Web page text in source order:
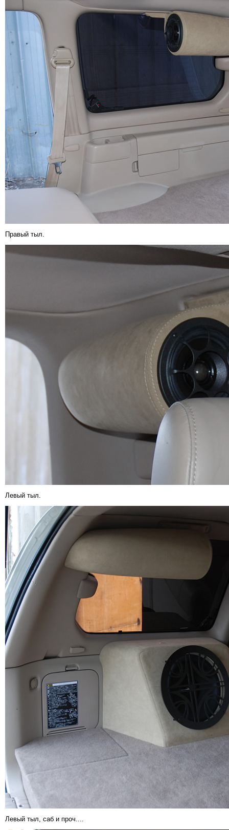
Правый тыл.
Левый тыл.
Левый тыл, саб и проч....